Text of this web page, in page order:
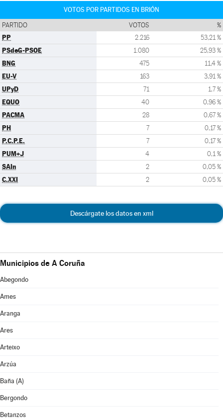
VOTOS POR PARTIDOS EN BRIÓN
PARTIDO VOTOS %
PP 2.216 53,21 %
PSdeG-PSOE 1.080 25,93 %
BNG 475 11,4 %
EU-V 163 3,91 %
UPyD 71 1,7 %
EQUO 40 0,96 %
PACMA 28 0,67 %
PH 7 0,17 %
P.C.P.E. 7 0,17 %
PUM+J 4 0,1 %
SAIn 2 0,05 %
C.XXI 2 0,05 %
Descárgate los datos en xml
Municipios de A Coruña
Abegondo
Ames
Aranga
Ares
Arteixo
Arzúa
Baña (A)
Bergondo
Betanzos